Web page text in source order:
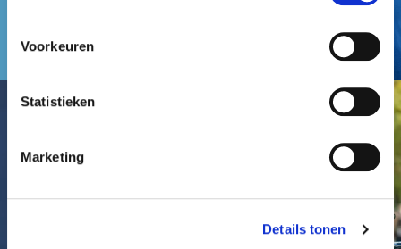
Voorkeuren
Statistieken
Marketing
Details tonen